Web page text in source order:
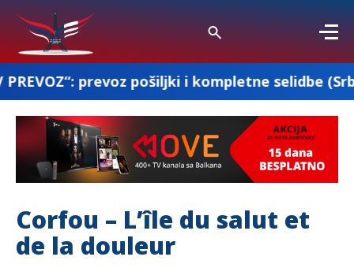
pošiljki i kompletne selidbe (Srbija-
Corfou – L’île du salut et
de la douleur